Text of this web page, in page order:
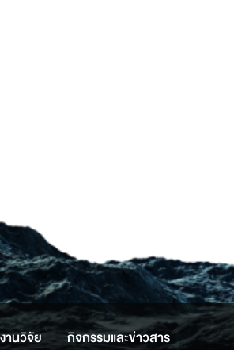
านวิจัย กิจกรรมและข่าวสาร